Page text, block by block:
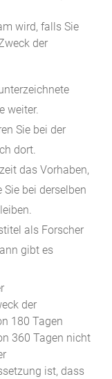
wird, falls Sie
der
weiter.
Sie bei der
dort.
das Vorhaben,
bei derselben
als Forscher
gibt es
der
180 Tagen
360 Tagen nicht
ist, dass